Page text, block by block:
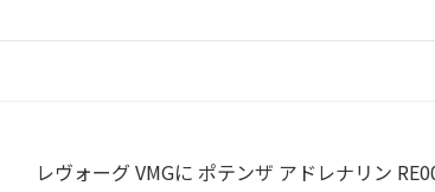
レヴォーグ VMGに ポテンザ アドレナリン